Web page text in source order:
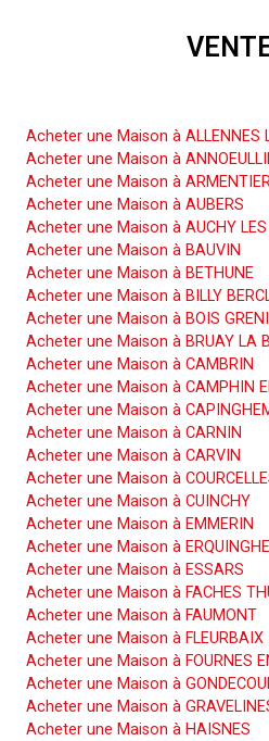
Acheter une Maison à ALLENNES
Acheter une Maison à
Acheter une Maison à
Acheter une Maison à AUBERS
Acheter une Maison à AUCHY LES
Acheter une Maison à BAUVIN
Acheter une Maison à BETHUNE
Acheter une Maison à BILLY
Acheter une Maison à BOIS
Acheter une Maison à BRUAY LA
Acheter une Maison à CAMBRIN
Acheter une Maison à CAMPHIN
Acheter une Maison à
Acheter une Maison à CARNIN
Acheter une Maison à CARVIN
Acheter une Maison à
Acheter une Maison à CUINCHY
Acheter une Maison à EMMERIN
Acheter une Maison à
Acheter une Maison à ESSARS
Acheter une Maison à FACHES
Acheter une Maison à FAUMONT
Acheter une Maison à FLEURBAIX
Acheter une Maison à FOURNES
Acheter une Maison à
Acheter une Maison à
Acheter une Maison à HAISNES